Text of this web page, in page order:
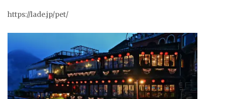
https://lade.jp/pet/